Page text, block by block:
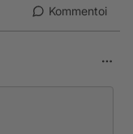
Kommentoi